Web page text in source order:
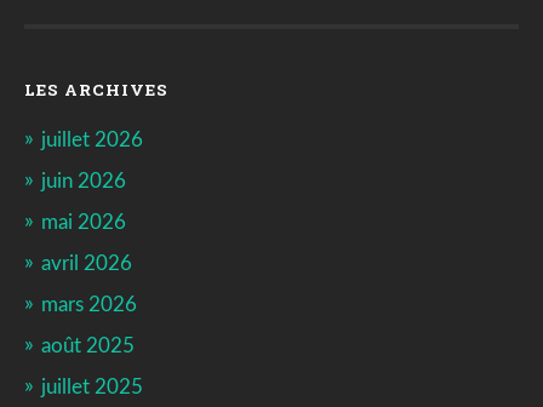
LES ARCHIVES
juillet 2026
juin 2026
mai 2026
avril 2026
mars 2026
août 2025
juillet 2025